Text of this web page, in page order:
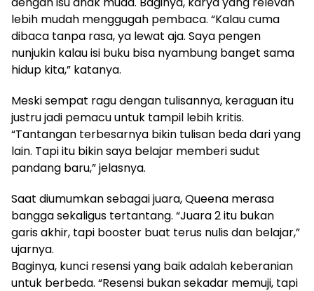
lebih mudah menggugah pembaca. “Kalau cuma
dibaca tanpa rasa, ya lewat aja. Saya pengen
nunjukin kalau isi buku bisa nyambung banget sama
hidup kita,” katanya.
Meski sempat ragu dengan tulisannya, keraguan itu
justru jadi pemacu untuk tampil lebih kritis.
“Tantangan terbesarnya bikin tulisan beda dari yang
lain. Tapi itu bikin saya belajar memberi sudut
pandang baru,” jelasnya.
Saat diumumkan sebagai juara, Queena merasa
bangga sekaligus tertantang. “Juara 2 itu bukan
garis akhir, tapi booster buat terus nulis dan belajar,”
ujarnya.
Baginya, kunci resensi yang baik adalah keberanian
untuk berbeda. “Resensi bukan sekadar memuji, tapi